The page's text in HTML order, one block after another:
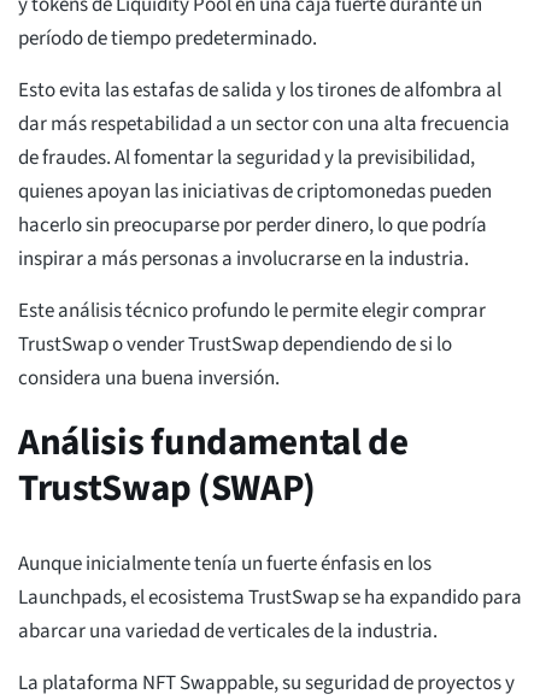
período de tiempo predeterminado.
Esto evita las estafas de salida y los tirones de alfombra al
dar más respetabilidad a un sector con una alta frecuencia
de fraudes. Al fomentar la seguridad y la previsibilidad,
quienes apoyan las iniciativas de criptomonedas pueden
hacerlo sin preocuparse por perder dinero, lo que podría
inspirar a más personas a involucrarse en la industria.
Este análisis técnico profundo le permite elegir comprar
TrustSwap o vender TrustSwap dependiendo de si lo
considera una buena inversión.
Análisis fundamental de
TrustSwap (SWAP)
Aunque inicialmente tenía un fuerte énfasis en los
Launchpads, el ecosistema TrustSwap se ha expandido para
abarcar una variedad de verticales de la industria.
La plataforma NFT Swappable, su seguridad de proyectos y